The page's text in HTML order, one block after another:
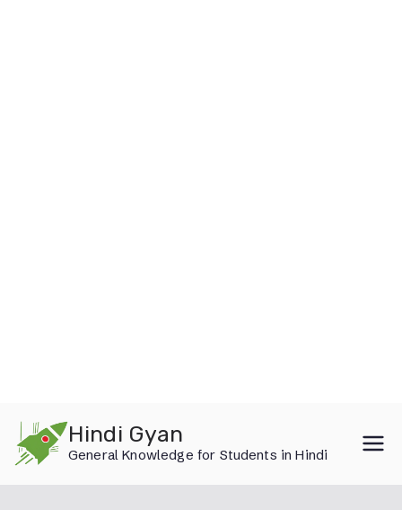
content
Hindi Gyan
General Knowledge for Students in Hindi